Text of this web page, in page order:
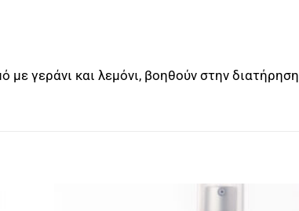
με γεράνι και λεμόνι, βοηθούν στην διατήρηση